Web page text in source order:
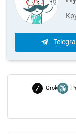
Grok